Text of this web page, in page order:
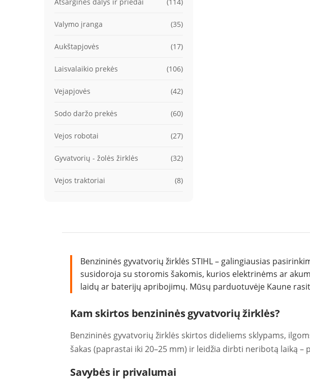
Valymo įranga (35)
Aukštapjovės (17)
Laisvalaikio prekės (106)
Vejapjovės (42)
Sodo daržo prekės (60)
Vejos robotai (27)
Gyvatvorių - žolės žirklės (32)
Vejos traktoriai (8)
Benzininės gyvatvorių žirklės STIHL – galingiausias
susidoroja su storomis šakomis, kurios elektrinėms ar
laidų ar baterijų apribojimų. Mūsų parduotuvėje Kaune
Kam skirtos benzininės gyvatvorių žirklės?
Benzininės gyvatvorių žirklės skirtos dideliems sklypams,
šakas (paprastai iki 20–25 mm) ir leidžia dirbti neribotą laiką
Savybės ir privalumai